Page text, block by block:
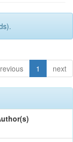
1 next